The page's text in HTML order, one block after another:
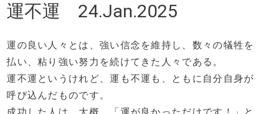
運不運 24.Jan.2025
運の良い人々とは、強い信念を維持し、数々の犠牲を
払い、粘り強い努力を続けてきた人々である。
運不運というけれど、運も不運も、ともに自分自身が
呼び込んだものです。